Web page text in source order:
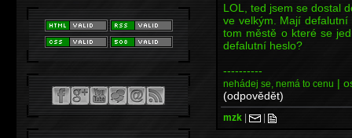
LOL, ted jsem se dostal
ve velkým. Mají defalutní
tom městě o které se
defalutní heslo?
----------
nehádej se, nemá to cenu |
(odpovědět)
mzk | |